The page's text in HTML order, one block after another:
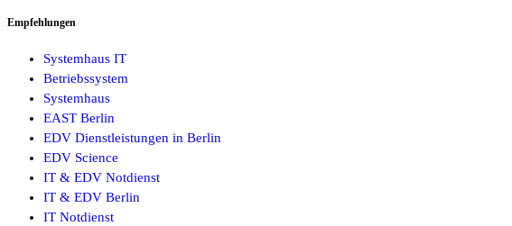
Empfehlungen
Systemhaus IT
Betriebssystem
Systemhaus
EAST Berlin
EDV Dienstleistungen in Berlin
EDV Science
IT & EDV Notdienst
IT & EDV Berlin
IT Notdienst